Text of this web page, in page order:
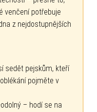
venčení potřebuje
z nejdostupnějších
sedět pejskům, kteří
pojměte v
– hodí se na